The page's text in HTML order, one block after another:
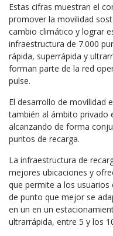
Estas cifras muestran el
promover la movilidad
cambio climático y lograr
infraestructura de 7.000
rápida, superrápida y
forman parte de la red
pulse.
El desarrollo de movilidad
también al ámbito privado
alcanzando de forma
puntos de recarga.
La infraestructura de
mejores ubicaciones y
que permite a los
de punto que mejor se
en un en un
ultrarrápida, entre 5 y los